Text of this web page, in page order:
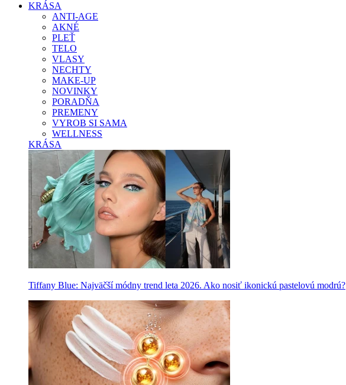
KRÁSA
ANTI-AGE
AKNÉ
PLEŤ
TELO
VLASY
NECHTY
MAKE-UP
NOVINKY
PORADŇA
PREMENY
VYROB SI SAMA
WELLNESS
KRÁSA
Tiffany Blue: Najväčší módny trend leta 2026. Ako nosiť ikonickú pastelovú modrú?